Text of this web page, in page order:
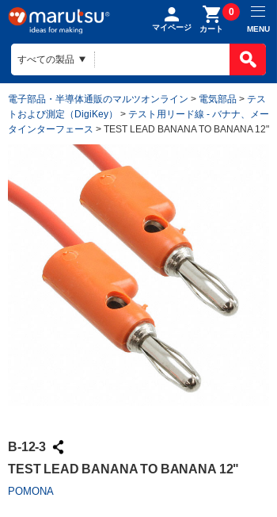
マイページ カート
0
MENU
電子部品・半導体通販のマルツオンライン > 電気部品 > テス
トおよび測定（DigiKey）
> テスト用リード線 - バナナ、メー
タインターフェース > TEST LEAD BANANA TO BANANA 12"
B-12-3
TEST LEAD BANANA TO BANANA 12"
POMONA